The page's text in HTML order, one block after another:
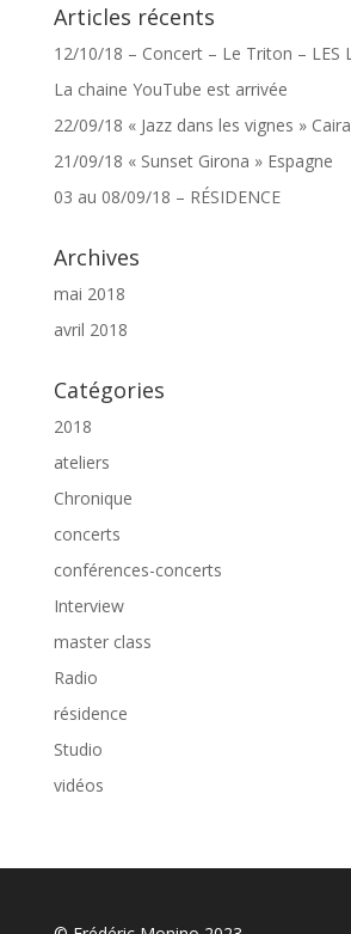
Articles récents
12/10/18 – Concert – Le Triton – LES
La chaine YouTube est arrivée
22/09/18 « Jazz dans les vignes »
21/09/18 « Sunset Girona » Espagne
03 au 08/09/18 – RÉSIDENCE
Archives
mai 2018
avril 2018
Catégories
2018
ateliers
Chronique
concerts
conférences-concerts
Interview
master class
Radio
résidence
Studio
vidéos